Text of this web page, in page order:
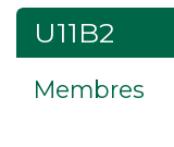
U11B2
Membres